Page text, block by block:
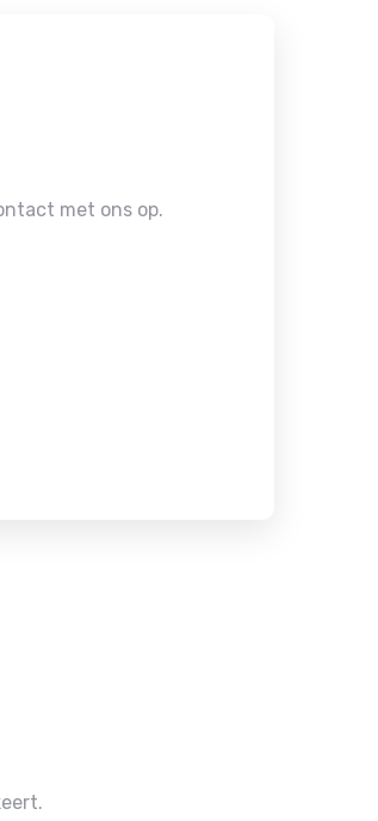
met ons op.